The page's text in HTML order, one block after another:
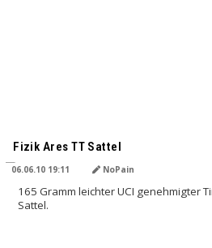
Fizik Ares TT Sattel
06.06.10 19:11 NoPain
165 Gramm leichter UCI genehmigter
Sattel.